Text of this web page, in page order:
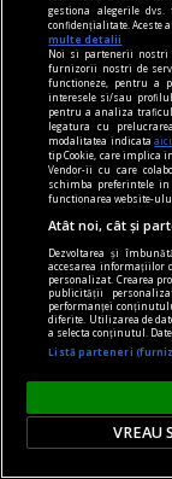
fraudare
De ce
problemă
hand?
O mașină
rânduri. În
asemenea, și
rural și fac
obligatoriu.
puterea de
gestiona alegerile
confidențialitate. Aceste
multe detalii
Noi si partenerii nostri
furnizorii nostri de
functioneze, pentru a
interesele si/sau
pentru a analiza traficul
legatura cu
modalitatea indicataaici
tip Cookie, care implica
Vendor-ii cu care
schimba preferintele
functionarea website-
Atât noi, cât și
Dezvoltarea și
accesarea informațiilor
personalizat. Crearea
publicității
performanței
diferite. Utilizarea de
a selecta conținutul.
Listă parteneri
VREAU